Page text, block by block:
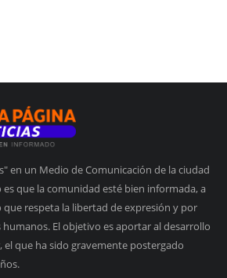
en un Medio de Comunicación de la ciudad
que la comunidad esté bien informada, a
respeta la libertad de expresión y por
El objetivo es aportar al desarrollo
que ha sido gravemente postergado